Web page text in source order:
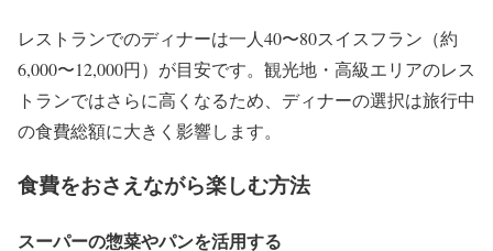
レストランでのディナーは一人40〜80スイスフラン（約
6,000〜12,000円）が目安です。観光地・高級エリアのレス
トランではさらに高くなるため、ディナーの選択は旅行中
の食費総額に大きく影響します。
食費をおさえながら楽しむ方法
スーパーの惣菜やパンを活用する